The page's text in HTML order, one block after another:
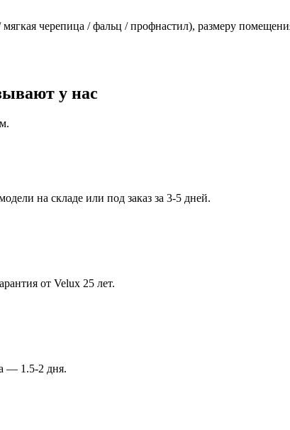
черепица / фальц / профнастил), размеру
у нас
на складе или под заказ за 3-5 дней.
от Velux 25 лет.
— 1.5-2 дня.